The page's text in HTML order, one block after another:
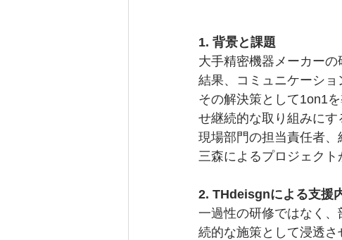
1. 背景と課題
大手精密機器メーカー
結果、コミュニケーショ
その解決策として1on1
せ継続的な取り組みにす
現場部門の担当責任者
三森によるプロジェクト
2. THdeisgnによる支援
一過性の研修ではなく
続的な施策として浸透